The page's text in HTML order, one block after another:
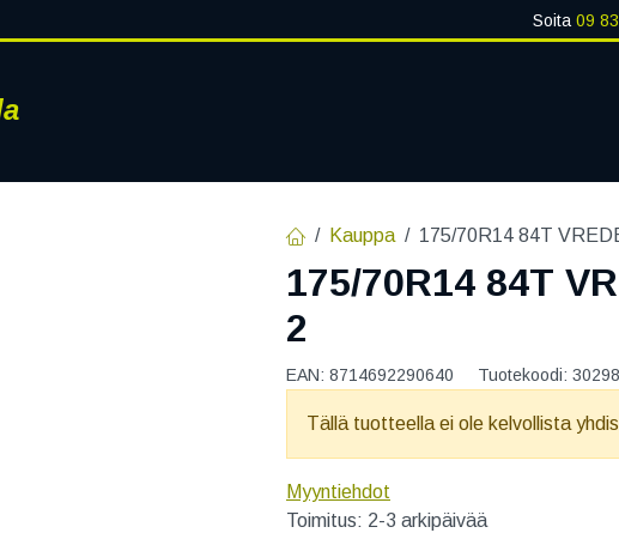
Soita 09
RENKAAT
Kauppa 175/70R14 84T
175/70R14 84T
2
EAN: 8714692290640 Tuotekoodi:
Tällä tuotteella ei ole kelvollista
Myyntiehdot
Toimitus: 2-3 arkipäivää